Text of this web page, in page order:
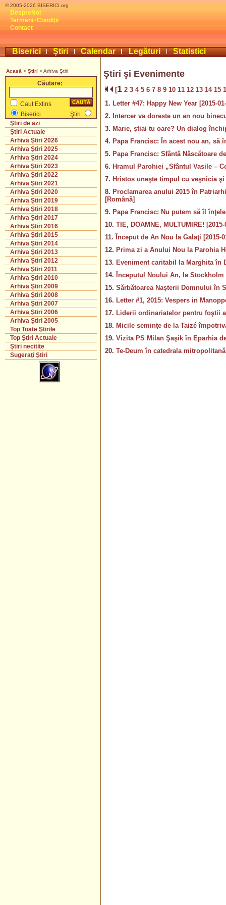
© 2005-2026 BISERICI.org
DespreNoi
Termeni+Condiţii
Contact
Biserici Ştiri Calendar Legături Statistici
Acasă > Ştiri > Arhiva Ştiri
Căutare:
Caut Extins
Biserici
Ştiri
Ştiri de azi
Ştiri Actuale
Arhiva Ştiri 2026
Arhiva Ştiri 2025
Arhiva Ştiri 2024
Arhiva Ştiri 2023
Arhiva Ştiri 2022
Arhiva Ştiri 2021
Arhiva Ştiri 2020
Arhiva Ştiri 2019
Arhiva Ştiri 2018
Arhiva Ştiri 2017
Arhiva Ştiri 2016
Arhiva Ştiri 2015
Arhiva Ştiri 2014
Arhiva Ştiri 2013
Arhiva Ştiri 2012
Arhiva Ştiri 2011
Arhiva Ştiri 2010
Arhiva Ştiri 2009
Arhiva Ştiri 2008
Arhiva Ştiri 2007
Arhiva Ştiri 2006
Arhiva Ştiri 2005
Top Toate Ştirile
Top Ştiri Actuale
Ştiri necitite
Sugeraţi Ştiri
Ştiri şi Evenimente
[1 2 3 4 5 6 7 8 9 10 11 12 13 14 15
1. Letter #47: Happy New Year [2015-
2. Intercer va doreste un an nou
3. Marie, ştiai tu oare? Un dialog
4. Papa Francisc: În acest nou an, să
5. Papa Francisc: Sfântă Născătoare
6. Hramul Parohiei „Sfântul Vasile –
7. Hristos uneşte timpul cu veşnicia şi
8. Proclamarea anului 2015 în
[Română]
9. Papa Francisc: Nu putem să îl
10. TIE, DOAMNE, MULTUMIRE!
11. Început de An Nou la Galaţi [2015-
12. Prima zi a Anului Nou la Parohia
13. Eveniment caritabil la Marghita în
14. Începutul Noului An, la Stockholm
15. Sărbătoarea Naşterii Domnului în
16. Letter #1, 2015: Vespers in
17. Liderii ordinariatelor pentru foştii
18. Micile seminţe de la Taizé
19. Vizita PS Milan Şaşik în Eparhia
20. Te-Deum în catedrala